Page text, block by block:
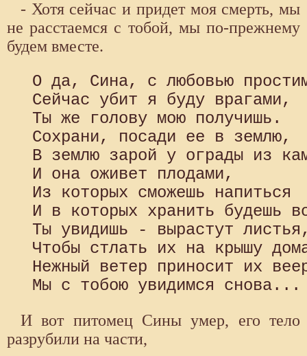
- Хотя сейчас и придет моя смерть, мы
не расстаемся с тобой, мы по-прежнему
будем вместе.
О да, Сина, с любовью
Сейчас убит я буду врагами,
Ты же голову мою получишь.
Сохрани, посади ее в землю,
В землю зарой у ограды из
И она оживет плодами,
Из которых сможешь напиться
И в которых хранить будешь
Ты увидишь - вырастут
Чтобы стлать их на крышу
Нежный ветер приносит их
И вот питомец Сины умер, его тело
разрубили на части,